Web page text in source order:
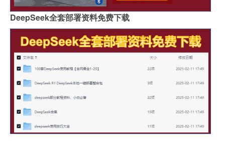
DeepSeek全套部署资料免费下载